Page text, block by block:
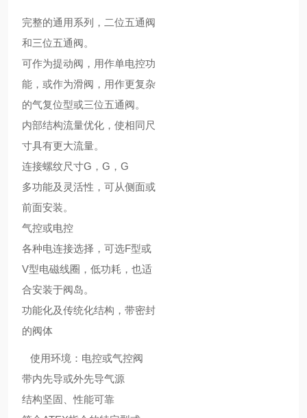
完整的通用系列，二位五通阀
和三位五通阀。
可作为提动阀，用作单电控功
能，或作为滑阀，用作更复杂
的气复位型或三位五通阀。
内部结构流量优化，使相同尺
寸具有更大流量。
连接螺纹尺寸G，G，G
多功能及灵活性，可从侧面或
前面安装。
气控或电控
各种电连接选择，可选F型或
V型电磁线圈，低功耗，也适
合安装于阀岛。
功能化及传统化结构，带密封
的阀体
使用环境：电控或气控阀
带内先导或外先导气源
结构坚固、性能可靠